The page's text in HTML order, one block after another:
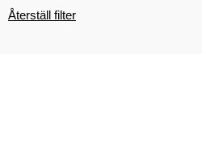
Återställ filter